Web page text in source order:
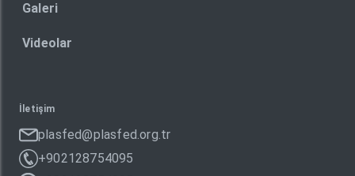
Galeri
Videolar
İletişim
plasfed@plasfed.org.tr
+902128754095